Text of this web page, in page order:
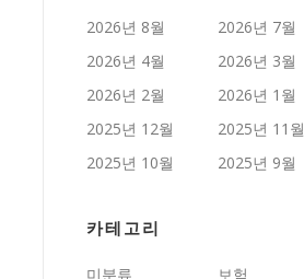
2026년 8월
2026년 7월
2026년 4월
2026년 3월
2026년 2월
2026년 1월
2025년 12월
2025년 11월
2025년 10월
2025년 9월
카테고리
미분류 보험